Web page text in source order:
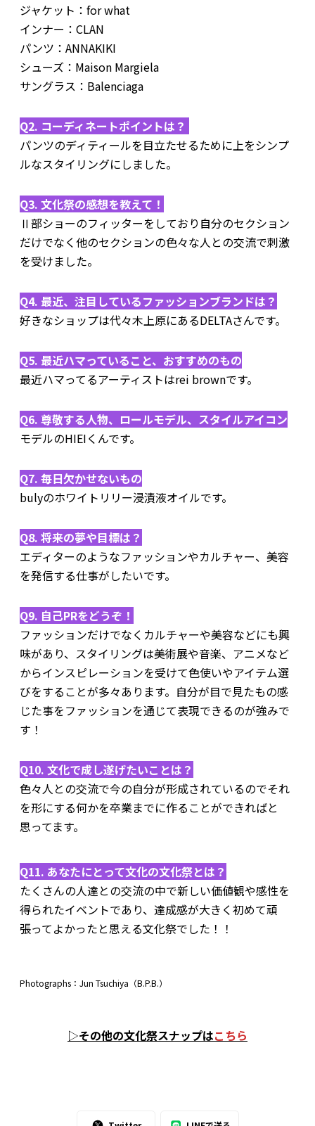
ジャケット：for what
インナー：CLAN
パンツ：ANNAKIKI
シューズ：Maison Margiela
サングラス：Balenciaga
Q2. コーディネートポイントは？
パンツのディティールを目立たせるために上をシンプ
ルなスタイリングにしました。
Q3. 文化祭の感想を教えて！
Ⅱ部ショーのフィッターをしており自分のセクション
だけでなく他のセクションの色々な人との交流で刺激
を受けました。
Q4. 最近、注目しているファッションブランドは？
好きなショップは代々木上原にあるDELTAさんです。
Q5. 最近ハマっていること、おすすめのもの
最近ハマってるアーティストはrei brownです。
Q6. 尊敬する人物、ロールモデル、スタイルアイコン
モデルのHIEIくんです。
Q7. 毎日欠かせないもの
bulyのホワイトリリー浸漬液オイルです。
Q8. 将来の夢や目標は？
エディターのようなファッションやカルチャー、美容
を発信する仕事がしたいです。
Q9. 自己PRをどうぞ！
ファッションだけでなくカルチャーや美容などにも興
味があり、スタイリングは美術展や音楽、アニメなど
からインスピレーションを受けて色使いやアイテム選
びをすることが多々あります。自分が目で見たもの感
じた事をファッションを通じて表現できるのが強みで
す！
Q10. 文化で成し遂げたいことは？
色々人との交流で今の自分が形成されているのでそれ
を形にする何かを卒業までに作ることができればと
思ってます。
Q11. あなたにとって文化の文化祭とは？
たくさんの人達との交流の中で新しい価値観や感性を
得られたイベントであり、達成感が大きく初めて頑
張ってよかったと思える文化祭でした！！
Photographs：Jun Tsuchiya（B.P.B.）
▷その他の文化祭スナップはこちら